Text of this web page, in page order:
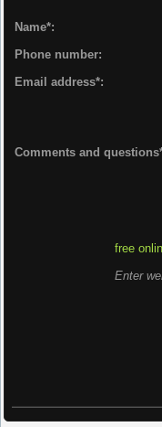
Name*:
Phone number:
Email address*:
Comments and
free
Enter